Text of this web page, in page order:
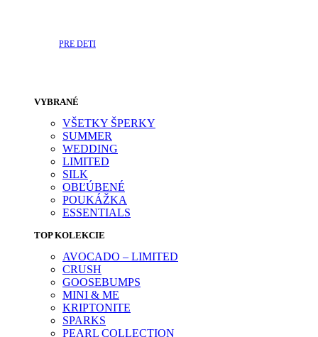
PRE DETI
VYBRANÉ
VŠETKY ŠPERKY
SUMMER
WEDDING
LIMITED
SILK
OBĽÚBENÉ
POUKÁŽKA
ESSENTIALS
TOP KOLEKCIE
AVOCADO – LIMITED
CRUSH
GOOSEBUMPS
MINI & ME
KRIPTONITE
SPARKS
PEARL COLLECTION